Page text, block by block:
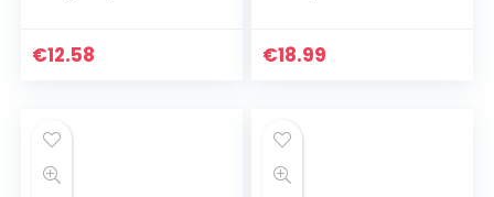
€12.58
lens, fotolijsten en
€18.99